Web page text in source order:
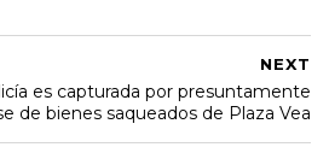
NEXT
es capturada por presuntamente
de bienes saqueados de Plaza Vea